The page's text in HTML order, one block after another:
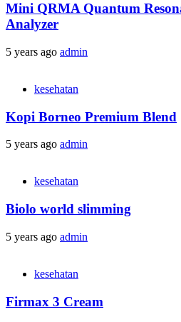
Mini QRMA Quantum
Analyzer
5 years ago admin
kesehatan
Kopi Borneo Premium Blend
5 years ago admin
kesehatan
Biolo world slimming
5 years ago admin
kesehatan
Firmax 3 Cream